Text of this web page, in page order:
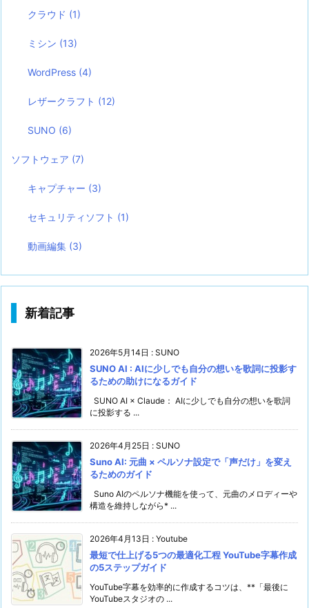
クラウド (1)
ミシン (13)
WordPress (4)
レザークラフト (12)
SUNO (6)
ソフトウェア (7)
キャプチャー (3)
セキュリティソフト (1)
動画編集 (3)
新着記事
2026年5月14日 : SUNO
SUNO AI : AIに少しでも自分の想いを歌詞に投影す
るための助けになるガイド
SUNO AI × Claude： AIに少しでも自分の想いを歌詞
に投影する ...
2026年4月25日 : SUNO
Suno AI: 元曲 × ペルソナ設定で「声だけ」を変え
るためのガイド
Suno AIのペルソナ機能を使って、元曲のメロディーや
構造を維持しながら* ...
2026年4月13日 : Youtube
最短で仕上げる5つの最適化工程 YouTube字幕作成
の5ステップガイド
YouTube字幕を効率的に作成するコツは、**「最後に
YouTubeスタジオの ...